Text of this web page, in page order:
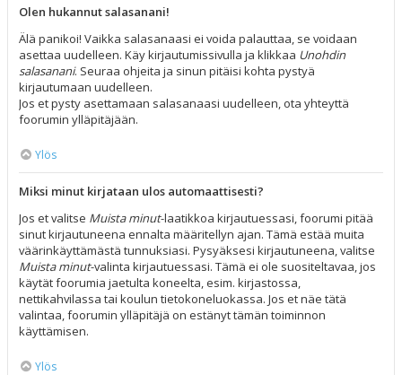
Olen hukannut salasanani!
Älä panikoi! Vaikka salasanaasi ei voida palauttaa, se voidaan
asettaa uudelleen. Käy kirjautumissivulla ja klikkaa Unohdin
salasanani. Seuraa ohjeita ja sinun pitäisi kohta pystyä
kirjautumaan uudelleen.
Jos et pysty asettamaan salasanaasi uudelleen, ota yhteyttä
foorumin ylläpitäjään.
Ylös
Miksi minut kirjataan ulos automaattisesti?
Jos et valitse Muista minut-laatikkoa kirjautuessasi, foorumi pitää
sinut kirjautuneena ennalta määritellyn ajan. Tämä estää muita
väärinkäyttämästä tunnuksiasi. Pysyäksesi kirjautuneena, valitse
Muista minut-valinta kirjautuessasi. Tämä ei ole suositeltavaa, jos
käytät foorumia jaetulta koneelta, esim. kirjastossa,
nettikahvilassa tai koulun tietokoneluokassa. Jos et näe tätä
valintaa, foorumin ylläpitäjä on estänyt tämän toiminnon
käyttämisen.
Ylös